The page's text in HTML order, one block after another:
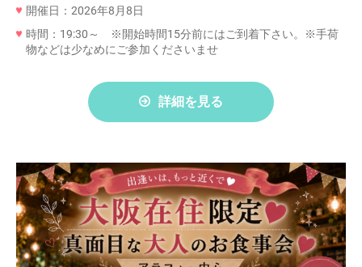
開催日：2026年8月8日
時間：19:30～ ※開始時間15分前にはご到着下さい。※手荷
物などは少なめにご参加くださいませ
詳細を見る